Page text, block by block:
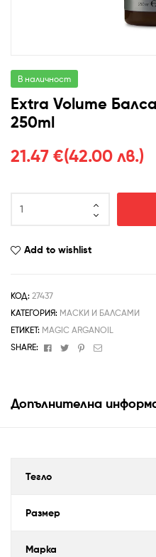
В наличност
Extra Volume
250ml
21.47 €(42.00 лв.)
Add to wishlist
КОД: 27437
КАТЕГОРИЯ: МАСКИ И БАЛСАМИ
ЕТИКЕТ: MAGIC ARGANOIL
SHARE:
FacebookTwitterPinterest
Email
Допълнителна
Тегло
Размер
Марка